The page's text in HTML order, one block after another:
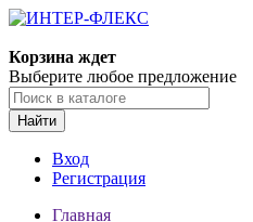
Корзина ждет
Выберите любое предложение
Найти
Вход
Регистрация
Главная